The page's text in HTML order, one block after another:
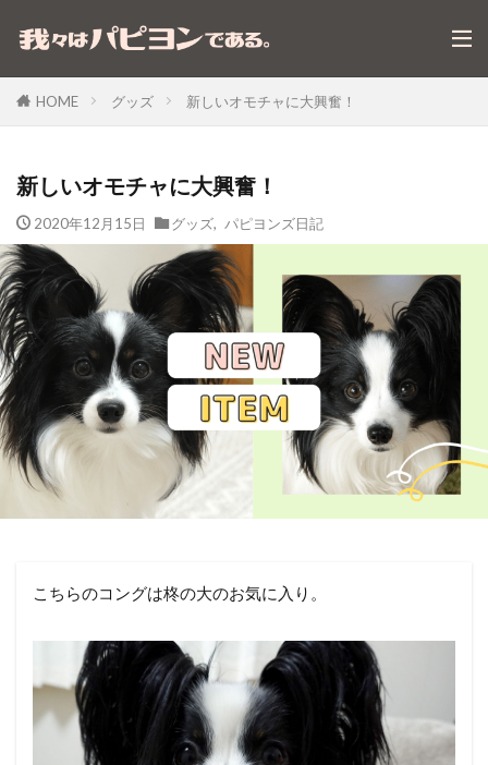
HOME グッズ 新しいオモチャに大興奮！
新しいオモチャに大興奮！
2020年12月15日 グッズ パピヨンズ日記
こちらのコングは柊の大のお気に入り。